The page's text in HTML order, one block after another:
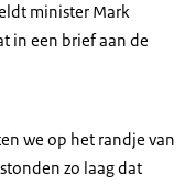
minister Mark
in een brief aan de
we op het randje van
zo laag dat